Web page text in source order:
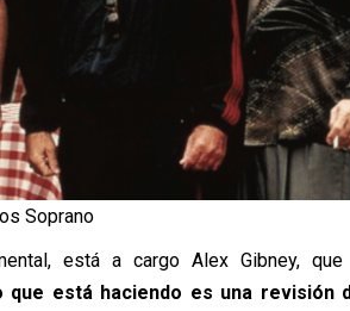
Soprano
está a cargo Alex Gibney,
que está haciendo es una revisión